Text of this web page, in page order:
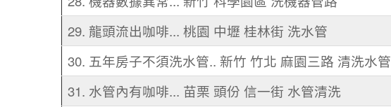
29. 龍頭流出咖啡... 桃園 中壢 桂林街 洗水管
30. 五年房子不須洗水管.. 新竹 竹北 麻園三路 清洗水管
31. 水管內有咖啡... 苗栗 頭份 信一街 水管清洗